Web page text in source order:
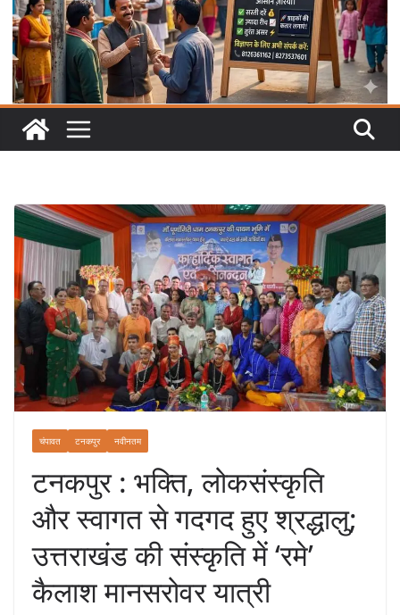
चंपावत टनकपुर नवीनतम
टनकपुर : भक्ति, लोकसंस्कृति
और स्वागत से गदगद हुए श्रद्धालु;
उत्तराखंड की संस्कृति में ‘रमे’
कैलाश मानसरोवर यात्री